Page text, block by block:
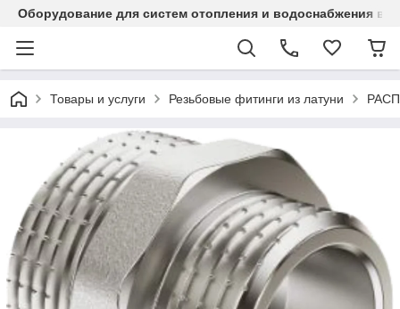
Оборудование для систем отопления и водоснабжения в
Товары и услуги Резьбовые фитинги из латуни